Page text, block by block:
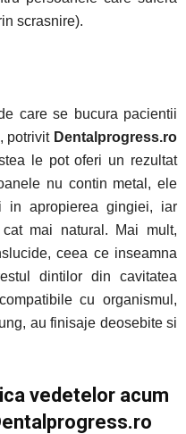
scrasnire).
care se bucura pacientii
potrivit Dentalprogress.ro
le pot oferi un rezultat
nu contin metal, ele
in apropierea gingiei, iar
mai natural. Mai mult,
ceea ce inseamna
dintilor din cavitatea
cu organismul,
au finisaje deosebite si
vedetelor acum